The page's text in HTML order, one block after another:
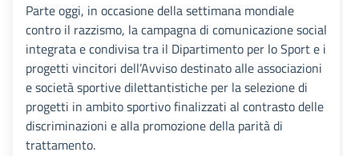
Parte oggi, in occasione della settimana mondiale
contro il razzismo, la campagna di comunicazione social
integrata e condivisa tra il Dipartimento per lo Sport e i
progetti vincitori dell’Avviso destinato alle associazioni
e società sportive dilettantistiche per la selezione di
progetti in ambito sportivo finalizzati al contrasto delle
discriminazioni e alla promozione della parità di
trattamento.